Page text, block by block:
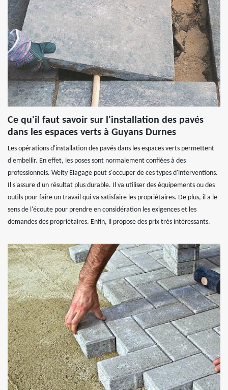
Ce qu'il faut savoir sur l'installation des pavés
dans les espaces verts à Guyans Durnes
Les opérations d'installation des pavés dans les espaces verts permettent
d'embellir. En effet, les poses sont normalement confiées à des
professionnels. Welty Elagage peut s'occuper de ces types d'interventions.
Il s'assure d'un résultat plus durable. Il va utiliser des équipements ou des
outils pour faire un travail qui va satisfaire les propriétaires. De plus, il a le
sens de l'écoute pour prendre en considération les exigences et les
demandes des propriétaires. Enfin, il propose des prix très intéressants.